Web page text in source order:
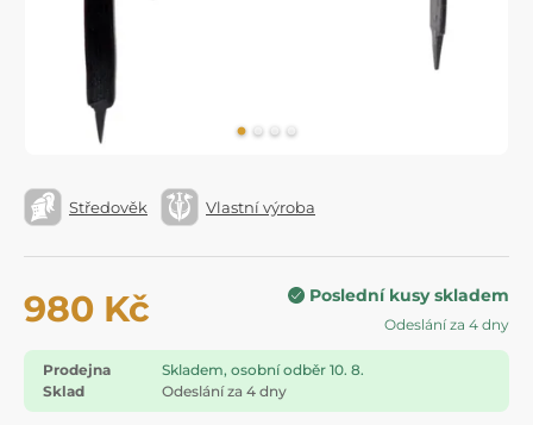
Středověk Vlastní výroba
980 Kč Poslední kusy skladem
Odeslání za 4 dny
Prodejna
Skladem, osobní odběr 10. 8.
Sklad
Odeslání za 4 dny